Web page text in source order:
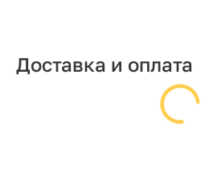
Доставка и оплата